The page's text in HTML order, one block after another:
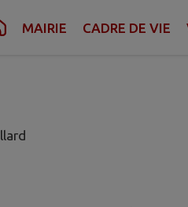
MAIRIE CADRE DE VIE